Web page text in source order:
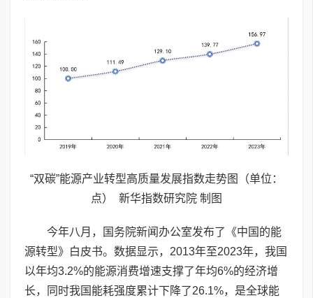
“双碳”能源产业转型高质量发展指数走势图（单位：
点） 新华指数研究院 制图
今年八月，国务院新闻办公室发布了《中国的能
源转型》白皮书。数据显示，2013年至2023年，我国
以年均3.2%的能源消费增速支撑了年均6%的经济增
长，同时我国能耗强度累计下降了26.1%，是全球能